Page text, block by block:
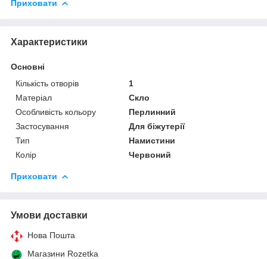
Приховати
Характеристики
Основні
Кількість отворів
1
Матеріал
Скло
Особливість кольору
Перлинний
Застосування
Для біжутерії
Тип
Намистини
Колір
Червоний
Приховати
Умови доставки
Нова Пошта
Магазини Rozetka